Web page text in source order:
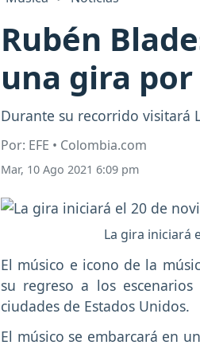
Rubén
una gira por
Durante su recorrido visitará
Por: EFE • Colombia.com
Mar, 10 Ago 2021 6:09 pm
La gira iniciará
El músico e icono de la
su regreso a los escenarios
ciudades de Estados Unidos.
El músico se embarcará en